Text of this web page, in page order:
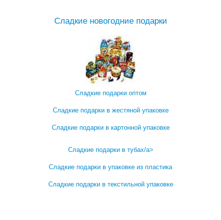
Сладкие новогодние подарки
Сладкие подарки оптом
Сладкие подарки в жестяной упаковке
Сладкие подарки в картонной упаковке
Сладкие подарки в тубах/a>
Сладкие подарки в упаковке из пластика
Сладкие подарки в текстильной упаковке